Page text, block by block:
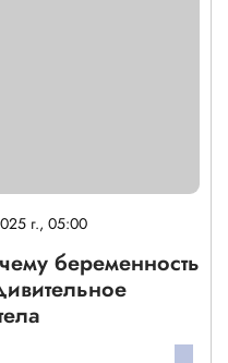
г., 05:00
беременность